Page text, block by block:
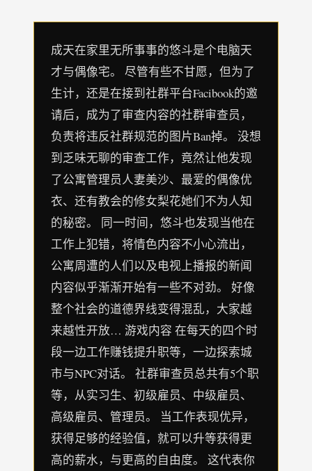
成天在家里无所事事的悠斗是个电脑天
才与偶像宅。 尽管有些不甘愿，但为了
生计，还是在接到社群平台Facibook的邀
请后，成为了审查内容的社群审查员，
负责将违反社群规范的图片Ban掉。 没想
到乏味无聊的审查工作，竟然让他发现
了公寓管理员人妻美沙、最爱的偶像优
衣、还有教会的修女梨花她们不为人知
的秘密。 同一时间，悠斗也发现当他在
工作上犯错，将情色内容不小心流出，
公寓周遭的人们以及电视上播报的新闻
内容似乎渐渐开始有一些不对劲。 好像
整个社会的道德界线变得混乱，大家越
来越性开放… 游戏内容 在每天的四个时
段一边工作赚钱提升职等，一边探索城
市与NPC对话。 社群审查员总共有5个职
等，从实习生、初级雇员、中级雇员、
高级雇员、管理员。 当工作表现优异，
获得足够的经验值，就可以升等获得更
高的薪水，与更高的自由度。 这代表你